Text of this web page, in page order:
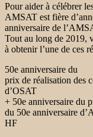
Pour aider à célébrer
AMSAT est fière
anniversaire de
Tout au long de 2019,
à obtenir l’une de ces
50e anniversaire du
prix de réalisation des
d’OSAT
+ 50e anniversaire du
du 50e anniversaire
HF